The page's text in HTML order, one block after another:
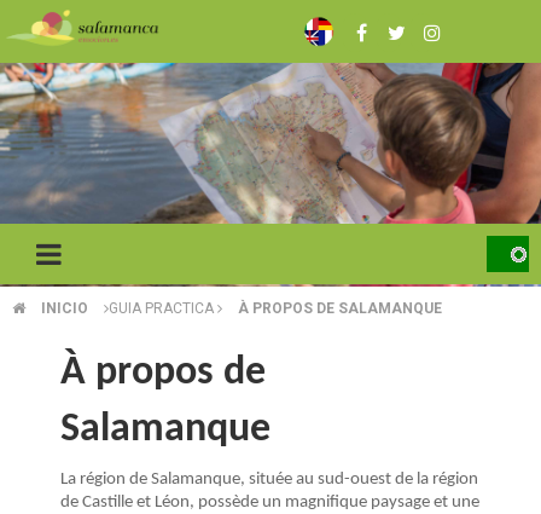
to
main
content
BREADCRUMB
INICIO GUIA PRACTICA À PROPOS DE SALAMANQUE
À propos de
Salamanque
La région de Salamanque, située au sud-ouest de la région
de Castille et Léon, possède un magnifique paysage et une